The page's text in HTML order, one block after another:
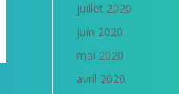
juillet 2020
juin 2020
mai 2020
avril 2020